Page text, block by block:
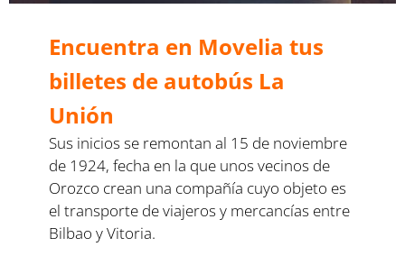
Encuentra en Movelia tus
billetes de autobús La
Unión
Sus inicios se remontan al 15 de noviembre
de 1924, fecha en la que unos vecinos de
Orozco crean una compañía cuyo objeto es
el transporte de viajeros y mercancías entre
Bilbao y Vitoria.